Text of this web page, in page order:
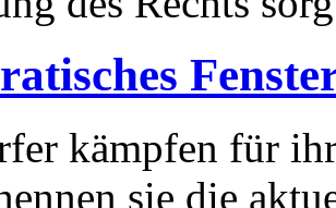
kämpfen für
sie die